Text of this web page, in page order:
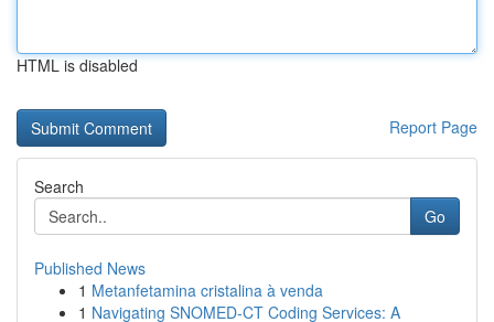
HTML is disabled
Report Page
Search
Go
Published News
1 Metanfetamina cristalina à venda
1 Navigating SNOMED-CT Coding Services: A